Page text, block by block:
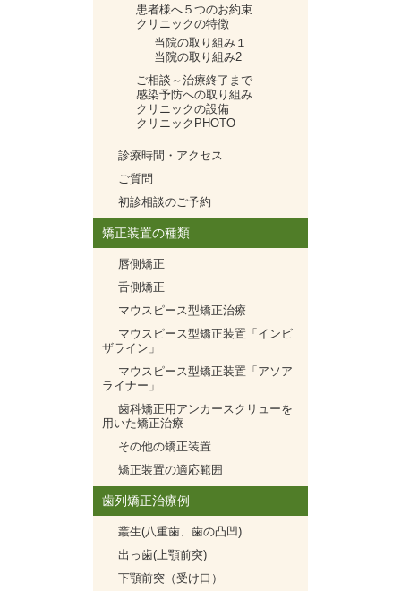
患者様へ５つのお約束
クリニックの特徴
当院の取り組み１
当院の取り組み2
ご相談～治療終了まで
感染予防への取り組み
クリニックの設備
クリニックPHOTO
診療時間・アクセス
ご質問
初診相談のご予約
矯正装置の種類
唇側矯正
舌側矯正
マウスピース型矯正治療
マウスピース型矯正装置「インビ
ザライン」
マウスピース型矯正装置「アソア
ライナー」
歯科矯正用アンカースクリューを
用いた矯正治療
その他の矯正装置
矯正装置の適応範囲
歯列矯正治療例
叢生(八重歯、歯の凸凹)
出っ歯(上顎前突)
下顎前突（受け口）